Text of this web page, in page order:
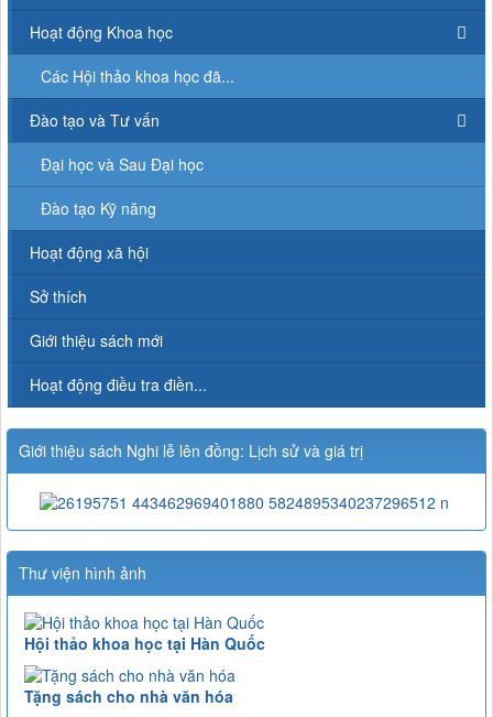
Hoạt động Khoa học
Các Hội thảo khoa học đã...
Đào tạo và Tư vấn
Đại học và Sau Đại học
Đào tạo Kỹ năng
Hoạt động xã hội
Sở thích
Giới thiệu sách mới
Hoạt động điều tra điền...
Giới thiệu sách Nghi lễ lên đồng: Lịch sử và giá trị
Thư viện hình ảnh
Hội thảo khoa học tại Hàn Quốc
Tặng sách cho nhà văn hóa